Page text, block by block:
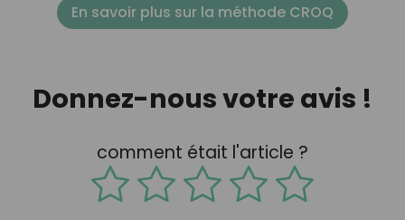
En savoir plus sur la méthode CROQ
Donnez-nous votre avis !
comment était l'article ?